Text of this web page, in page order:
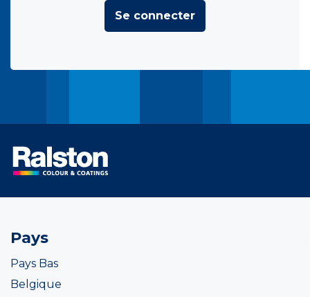
Se connecter
Pays
Pays Bas
Belgique